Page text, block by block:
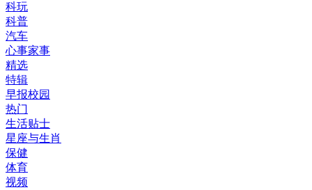
科玩
科普
汽车
心事家事
精选
特辑
早报校园
热门
生活贴士
星座与生肖
保健
体育
视频